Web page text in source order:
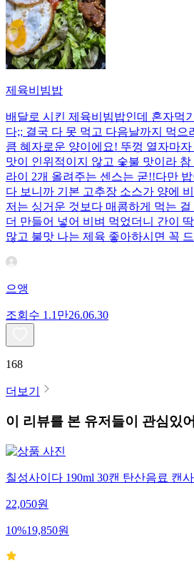
제육비빔밥
배달로 시킨 제육비빔밥인데 혼자먹
다;; 결국 다 못 먹고 다음날까지 먹으
큼 혜자로운 양이에요! 뚜껑 열자마자
맛이 인위적이지 않고 숯불 맛이라
라이 2개 올려주는 센스는 굳!! ​다만
다 보니까 기본 고추장 소스가 양에
저는 싱거운 것보다 매콤하게 먹는
더 만들어 넣어 비벼 먹었더니 간이
많고 불맛 나는 제육 좋아하시면 꼭
으앵
조회수 1.1만26.06.30
168
더보기
이 리뷰를 본 유저들이 관심있
칠성사이다 190ml 30캔 탄산음료 캔
22,050원
10%19,850원